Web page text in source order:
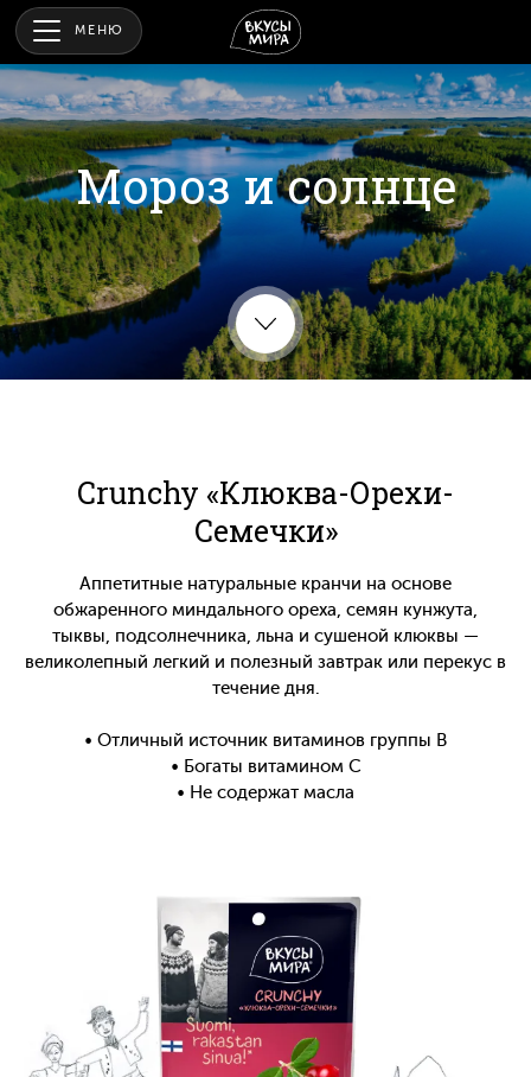
МЕНЮ
Мороз и солнце
Crunchy «Клюква-Орехи-
Семечки»
Аппетитные натуральные кранчи на основе
обжаренного миндального ореха, семян кунжута,
тыквы, подсолнечника, льна и сушеной клюквы —
великолепный легкий и полезный завтрак или перекус в
течение дня.
• Отличный источник витаминов группы В
• Богаты витамином С
• Не содержат масла